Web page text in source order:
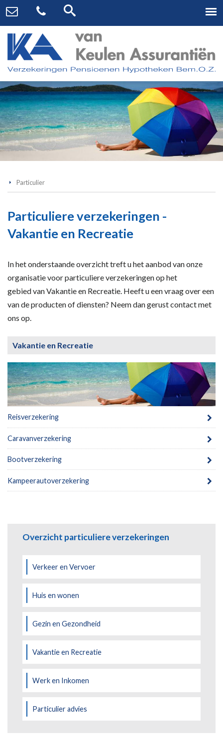
Particulier
Particuliere verzekeringen -
Vakantie en Recreatie
In het onderstaande overzicht treft u het aanbod van onze
organisatie voor particuliere verzekeringen op het
gebied van Vakantie en Recreatie. Heeft u een vraag over een
van de producten of diensten? Neem dan gerust contact met
ons op.
Vakantie en Recreatie
Reisverzekering
Caravanverzekering
Bootverzekering
Kampeerautoverzekering
Overzicht particuliere verzekeringen
Verkeer en Vervoer
Huis en wonen
Gezin en Gezondheid
Vakantie en Recreatie
Werk en Inkomen
Particulier advies